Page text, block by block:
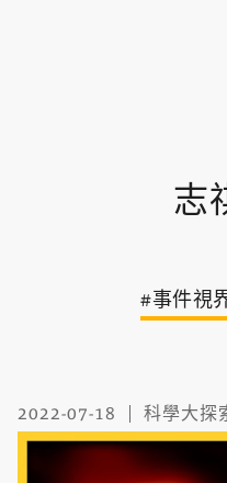
志
#事件視
2022-07-18 科學大探